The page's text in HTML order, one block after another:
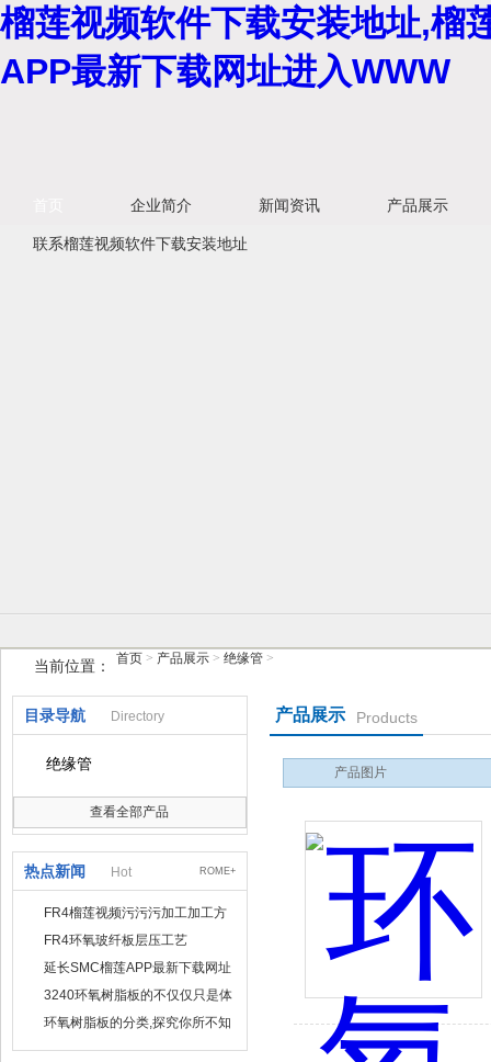
榴莲视频软件下载安装地址,榴
APP最新下载网址进入WWW
扬州榴莲视频软件下载安装地址电气有限公司
企业简介 新闻资讯 产品展示
联系榴莲视频软件下载安装地址
当前位置： 首页 > 产品展示 > 绝缘管 >
目录导航 Directory
绝缘管
查看全部产品
热点新闻 Hot ROME+
FR4榴莲视频污污污加工加工方
式有哪几种
FR4环氧玻纤板层压工艺
延长SMC榴莲APP最新下载网址
进入WWW使用寿命,这3招准行
3240环氧树脂板的不仅仅只是体
现在外观上
环氧树脂板的分类,探究你所不知
产品展示 Products
产品图片